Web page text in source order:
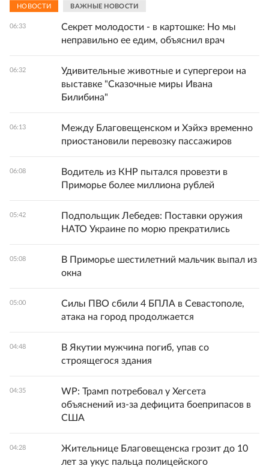
НОВОСТИ ВАЖНЫЕ НОВОСТИ
06:33
Секрет молодости - в картошке: Но мы
неправильно ее едим, объяснил врач
06:32
Удивительные животные и супергерои на
выставке "Сказочные миры Ивана
Билибина"
06:13
Между Благовещенском и Хэйхэ временно
приостановили перевозку пассажиров
06:08
Водитель из КНР пытался провезти в
Приморье более миллиона рублей
05:42
Подпольщик Лебедев: Поставки оружия
НАТО Украине по морю прекратились
05:08
В Приморье шестилетний мальчик выпал из
окна
05:00
Силы ПВО сбили 4 БПЛА в Севастополе,
атака на город продолжается
04:48
В Якутии мужчина погиб, упав со
строящегося здания
04:35
WP: Трамп потребовал у Хегсета
объяснений из-за дефицита боеприпасов в
США
04:28
Жительнице Благовещенска грозит до 10
лет за укус пальца полицейского